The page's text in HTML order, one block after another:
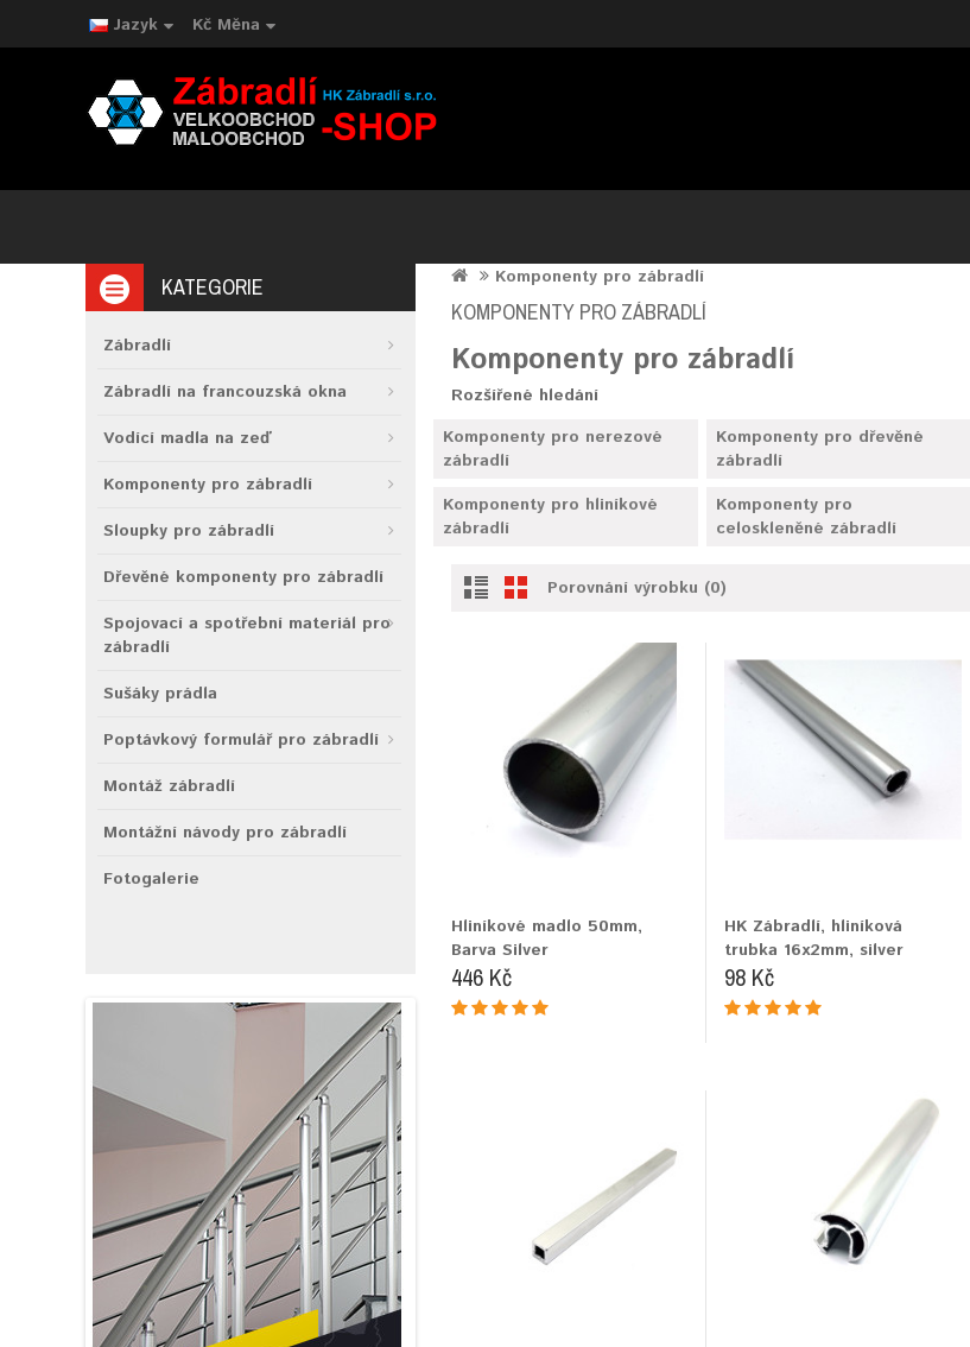
Jazyk Kč Měna
KATEGORIE
Zábradlí
Zábradlí na francouzská okna
Vodící madla na zeď
Komponenty pro zábradlí
Sloupky pro zábradlí
Dřevěné komponenty pro zábradlí
Spojovací a spotřební materiál pro
zábradlí
Sušáky prádla
Poptávkový formulář pro zábradlí
Montáž zábradlí
Montážní návody pro zábradlí
Fotogalerie
Komponenty pro zábradlí
KOMPONENTY PRO ZÁBRADLÍ
Komponenty pro zábradlí
Rozšířené hledání
Komponenty pro nerezové
zábradlí
Komponenty pro hliníkové
zábradlí
Komponenty pro dřevěné
zábradlí
Komponenty pro
celoskleněné zábradlí
Porovnání výrobku (0)
Hliníkové madlo 50mm,
Barva Silver
446 Kč
HK Zábradlí, hliníková
trubka 16x2mm, silver
98 Kč